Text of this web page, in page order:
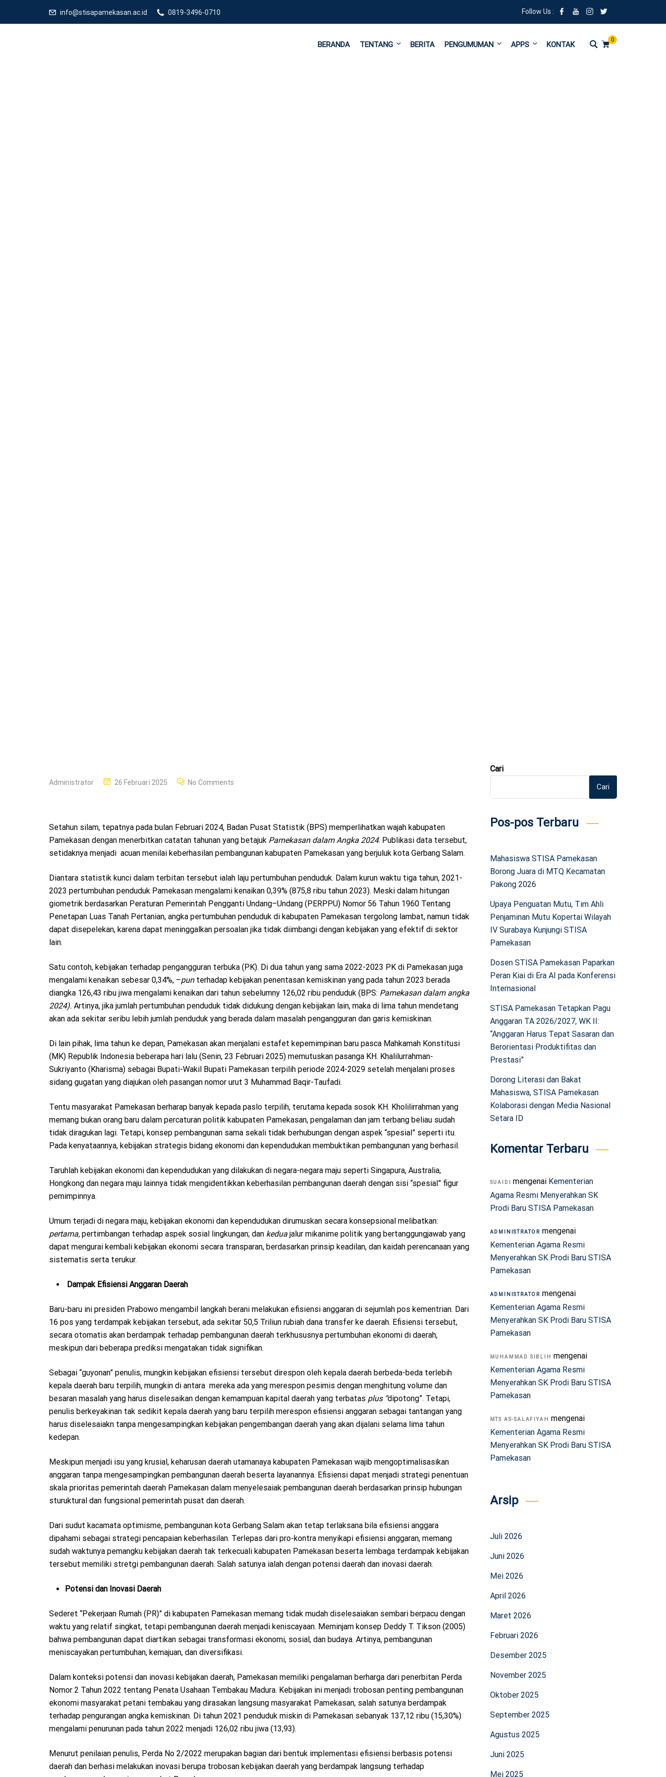
info@stisapamekasan.ac.id 0819-3496-0710 Follow Us :
0
BERANDA TENTANG BERITA PENGUMUMAN APPS KONTAK
Administrator
P
E
D
O
26 Februari 2025 No Comments
Setahun silam, tepatnya pada bulan Februari 2024, Badan Pusat Statistik (BPS) memperlihatkan wajah kabupaten
Pamekasan dengan menerbitkan catatan tahunan yang betajuk Pamekasan dalam Angka 2024. Publikasi data tersebut,
setidaknya menjadi acuan menilai keberhasilan pembangunan kabupaten Pamekasan yang berjuluk kota Gerbang Salam.
Diantara statistik kunci dalam terbitan tersebut ialah laju pertumbuhan penduduk. Dalam kurun waktu tiga tahun, 2021-
2023 pertumbuhan penduduk Pamekasan mengalami kenaikan 0,39% (875,8 ribu tahun 2023). Meski dalam hitungan
giometrik berdasarkan Peraturan Pemerintah Pengganti Undang–Undang (PERPPU) Nomor 56 Tahun 1960 Tentang
Penetapan Luas Tanah Pertanian, angka pertumbuhan penduduk di kabupaten Pamekasan tergolong lambat, namun tidak
dapat disepelekan, karena dapat meninggalkan persoalan jika tidak diimbangi dengan kebijakan yang efektif di sektor
lain.
Satu contoh, kebijakan terhadap pengangguran terbuka (PK). Di dua tahun yang sama 2022-2023 PK di Pamekasan juga
mengalami kenaikan sebesar 0,34%, –punterhadap kebijakan penentasan kemiskinan yang pada tahun 2023 berada
diangka 126,43 ribu jiwa mengalami kenaikan dari tahun sebelumny 126,02 ribu penduduk (BPS: Pamekasan dalam angka
2024). Artinya, jika jumlah pertumbuhan penduduk tidak didukung dengan kebijakan lain, maka di lima tahun mendetang
akan ada sekitar seribu lebih jumlah penduduk yang berada dalam masalah pengangguran dan garis kemiskinan.
Di lain pihak, lima tahun ke depan, Pamekasan akan menjalani estafet kepemimpinan baru pasca Mahkamah Konstitusi
(MK) Republik Indonesia beberapa hari lalu (Senin, 23 Februari 2025) memutuskan pasanga KH. Khalilurrahman-
Sukriyanto (Kharisma) sebagai Bupati-Wakil Bupati Pamekasan terpilih periode 2024-2029 setelah menjalani proses
sidang gugatan yang diajukan oleh pasangan nomor urut 3 Muhammad Baqir-Taufadi.
Tentu masyarakat Pamekasan berharap banyak kepada paslo terpilih, terutama kepada sosok KH. Kholilirrahman yang
memang bukan orang baru dalam percaturan politik kabupaten Pamekasan, pengalaman dan jam terbang beliau sudah
tidak diragukan lagi. Tetapi, konsep pembangunan sama sekali tidak berhubungan dengan aspek “spesial” seperti itu.
Pada kenyataannya, kebijakan strategis bidang ekonomi dan kependudukan membuktikan pembangunan yang berhasil.
Taruhlah kebijakan ekonomi dan kependudukan yang dilakukan di negara-negara maju seperti Singapura, Australia,
Hongkong dan negara maju lainnya tidak mengidentikkan keberhasilan pembangunan daerah dengan sisi “spesial” figur
pemimpinnya.
Umum terjadi di negara maju, kebijakan ekonomi dan kependudukan dirumuskan secara konsepsional melibatkan:
pertama, pertimbangan terhadap aspek sosial lingkungan; dan kedua jalur mikanime politik yang bertanggungjawab yang
dapat mengurai kembali kebijakan ekonomi secara transparan, berdasarkan prinsip keadilan, dan kaidah perencanaan yang
sistematis serta terukur.
Dampak Efisiensi Anggaran Daerah
Baru-baru ini presiden Prabowo mengambil langkah berani melakukan efisiensi anggaran di sejumlah pos kementrian. Dari
16 pos yang terdampak kebijakan tersebut, ada sekitar 50,5 Triliun rubiah dana transfer ke daerah. Efisiensi tersebut,
secara otomatis akan berdampak terhadap pembangunan daerah terkhususnya pertumbuhan ekonomi di daerah,
meskipun dari beberapa prediksi mengatakan tidak signifikan.
Sebagai “guyonan” penulis, mungkin kebijakan efisiensi tersebut direspon oleh kepala daerah berbeda-beda terlebih
kepala daerah baru terpilih, mungkin di antara mereka ada yang merespon pesimis dengan menghitung volume dan
besaran masalah yang harus diselesaikan dengan kemampuan kapital daerah yang terbatas plus “dipotong”. Tetapi,
penulis berkeyakinan tak sedikit kepala daerah yang baru terpilih merespon efisiensi anggaran sebagai tantangan yang
harus diselesaiakn tanpa mengesampingkan kebijakan pengembangan daerah yang akan dijalani selama lima tahun
kedepan.
Meskipun menjadi isu yang krusial, keharusan daerah utamanaya kabupaten Pamekasan wajib mengoptimalisasikan
anggaran tanpa mengesampingkan pembangunan daerah beserta layanannya. Efisiensi dapat menjadi strategi penentuan
skala prioritas pemerintah daerah Pamekasan dalam menyelesaiak pembangunan daerah berdasarkan prinsip hubungan
sturuktural dan fungsional pemerintah pusat dan daerah.
Dari sudut kacamata optimisme, pembangunan kota Gerbang Salam akan tetap terlaksana bila efisiensi anggara
dipahami sebagai strategi pencapaian keberhasilan. Terlepas dari pro-kontra menyikapi efisiensi anggaran, memang
sudah waktunya pemangku kebijakan daerah tak terkecuali kabupaten Pamekasan beserta lembaga terdampak kebijakan
tersebut memiliki stretgi pembangunan daerah. Salah satunya ialah dengan potensi daerah dan inovasi daerah.
Potensi dan Inovasi Daerah
Sederet “Pekerjaan Rumah (PR)” di kabupaten Pamekasan memang tidak mudah diselesaiakan sembari berpacu dengan
waktu yang relatif singkat, tetapi pembangunan daerah menjadi keniscayaan. Meminjam konsep Deddy T. Tikson (2005)
bahwa pembangunan dapat diartikan sebagai transformasi ekonomi, sosial, dan budaya. Artinya, pembangunan
meniscayakan pertumbuhan, kemajuan, dan diversifikasi.
Dalam konteksi potensi dan inovasi kebijakan daerah, Pamekasan memiliki pengalaman berharga dari penerbitan Perda
Nomor 2 Tahun 2022 tentang Penata Usahaan Tembakau Madura. Kebijakan ini menjadi trobosan penting pembangunan
ekonomi masyarakat petani tembakau yang dirasakan langsung masyarakat Pamekasan, salah satunya berdampak
terhadap pengurangan angka kemiskinan. Di tahun 2021 penduduk miskin di Pamekasan sebanyak 137,12 ribu (15,30%)
mengalami penurunan pada tahun 2022 menjadi 126,02 ribu jiwa (13,93).
Menurut penilaian penulis, Perda No 2/2022 merupakan bagian dari bentuk implementasi efisiensi berbasis potensi
daerah dan berhasi melakukan inovasi berupa trobosan kebijakan daerah yang berdampak langsung terhadap
Cari
Cari
Pos-pos Terbaru
Mahasiswa STISA Pamekasan
Borong Juara di MTQ Kecamatan
Pakong 2026
Upaya Penguatan Mutu, Tim Ahli
Penjaminan Mutu Kopertai Wilayah
IV Surabaya Kunjungi STISA
Pamekasan
Dosen STISA Pamekasan Paparkan
Peran Kiai di Era AI pada Konferensi
Internasional
STISA Pamekasan Tetapkan Pagu
Anggaran TA 2026/2027, WK II:
“Anggaran Harus Tepat Sasaran dan
Berorientasi Produktifitas dan
Prestasi”
Dorong Literasi dan Bakat
Mahasiswa, STISA Pamekasan
Kolaborasi dengan Media Nasional
Setara ID
Komentar Terbaru
SUAIDI mengenai Kementerian
Agama Resmi Menyerahkan SK
Prodi Baru STISA Pamekasan
ADMINISTRATOR mengenai
Kementerian Agama Resmi
Menyerahkan SK Prodi Baru STISA
Pamekasan
ADMINISTRATOR mengenai
Kementerian Agama Resmi
Menyerahkan SK Prodi Baru STISA
Pamekasan
MUHAMMAD SIBLIH
mengenai
Kementerian Agama Resmi
Menyerahkan SK Prodi Baru STISA
Pamekasan
MTS AS-SALAFIYAH
mengenai
Kementerian Agama Resmi
Menyerahkan SK Prodi Baru STISA
Pamekasan
Arsip
Juli 2026
Juni 2026
Mei 2026
April 2026
Maret 2026
Februari 2026
Desember 2025
November 2025
Oktober 2025
September 2025
Agustus 2025
Juni 2025
Mei 2025